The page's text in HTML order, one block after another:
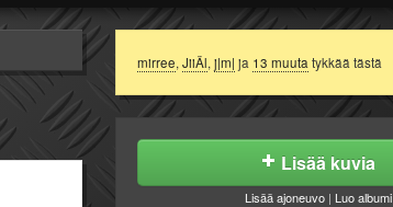
mirree, JiiÄl, j|m| ja 13 muuta tykkää tästä
Lisää kuvia
Lisää ajoneuvo | Luo albumi